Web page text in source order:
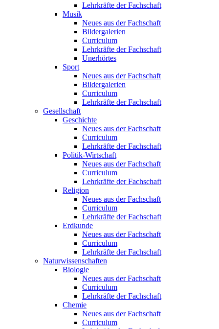
Lehrkräfte der Fachschaft
Musik
Neues aus der Fachschaft
Bildergalerien
Curriculum
Lehrkräfte der Fachschaft
Unerhörtes
Sport
Neues aus der Fachschaft
Bildergalerien
Curriculum
Lehrkräfte der Fachschaft
Gesellschaft
Geschichte
Neues aus der Fachschaft
Curriculum
Lehrkräfte der Fachschaft
Politik-Wirtschaft
Neues aus der Fachschaft
Curriculum
Lehrkräfte der Fachschaft
Religion
Neues aus der Fachschaft
Curriculum
Lehrkräfte der Fachschaft
Erdkunde
Neues aus der Fachschaft
Curriculum
Lehrkräfte der Fachschaft
Naturwissenschaften
Biologie
Neues aus der Fachschaft
Curriculum
Lehrkräfte der Fachschaft
Chemie
Neues aus der Fachschaft
Curriculum